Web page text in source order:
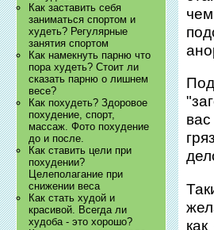
Как заставить себя
заниматься спортом и
худеть? Регулярные
занятия спортом
Как намекнуть парню что
пора худеть? Стоит ли
сказать парню о лишнем
весе?
Как похудеть? Здоровое
похудение, спорт,
массаж. Фото похудение
до и после.
Как ставить цели при
похудении?
Целеполагание при
снижении веса
Как стать худой и
красивой. Всегда ли
худоба - это хорошо?